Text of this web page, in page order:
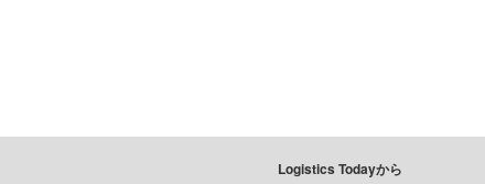
Logistics Todayから